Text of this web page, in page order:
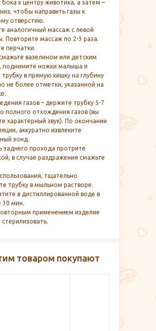
бока к центру животика, а затем –
чтобы направить газы к
отверстию.
аналогичный массаж с левой
Повторите массаж по 2-3 раза.
перчатки.
вазелином или детским
поднимите ножки малыша и
трубку в прямую кишку на глубину
не более отметки, указанной на
газов – держите трубку 5-7
полного отхождения газов (вы
характерный звук). По окончании
аккуратно извлеките
зонд.
заднего прохода протрите
в случае раздражения смажьте
тщательно
трубку в мыльном растворе.
в дистиллированной воде в
30 мин.
применением изделие
стерилизовать.
товаром покупают